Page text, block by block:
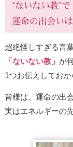
“ないない教”で
運命の出会いは
超絶怪しすぎる言
「ないない教」 が
1つお伝えしておか
皆様は、運命の出
実はエネルギーの